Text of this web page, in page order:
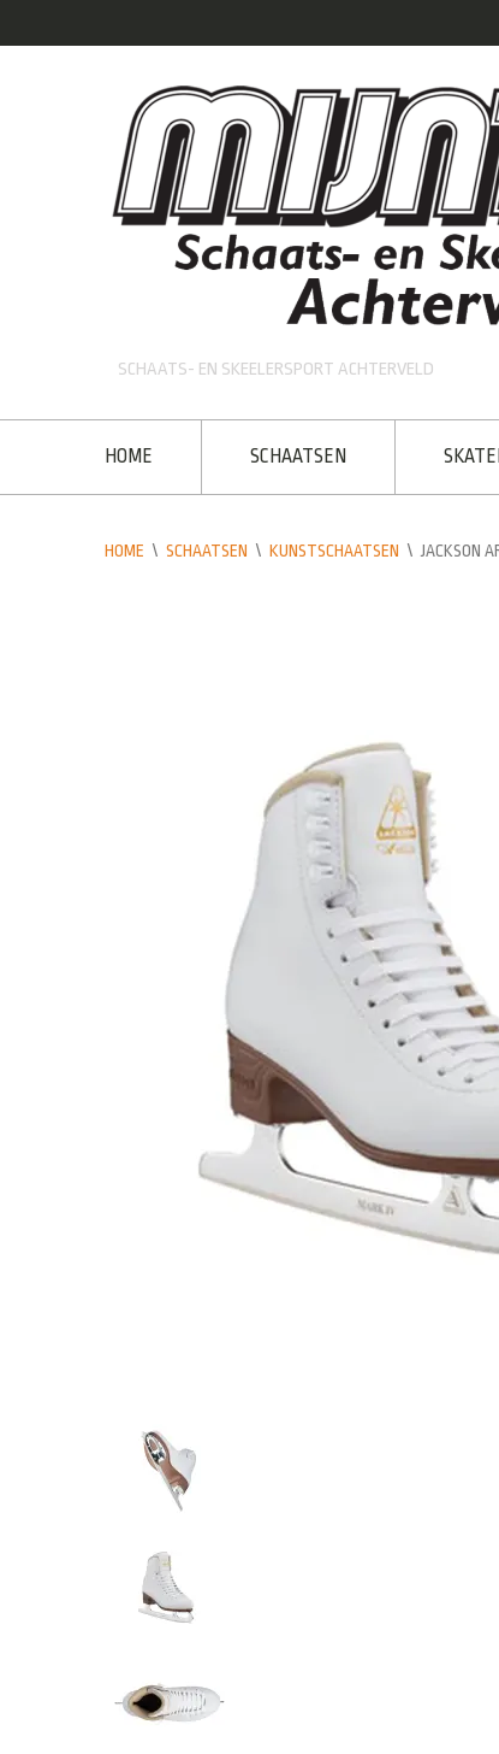
SCHAATS- EN SKEELERSPORT ACHTERVELD
HOME SCHAATSEN
HOME \ SCHAATSEN \ KUNSTSCHAATSEN \ JACKSON